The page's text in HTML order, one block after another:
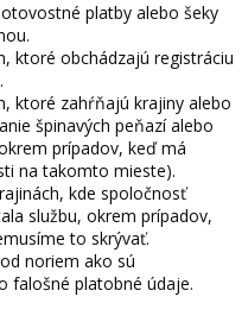
platby alebo šeky
ktoré obchádzajú registráciu
ktoré zahŕňajú krajiny alebo
špinavých peňazí alebo
prípadov, keď má
na takomto mieste).
kde spoločnosť
službu, okrem prípadov,
to skrývať.
noriem ako sú
falošné platobné údaje.